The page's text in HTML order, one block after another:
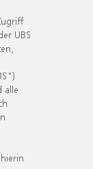
UBS
alle